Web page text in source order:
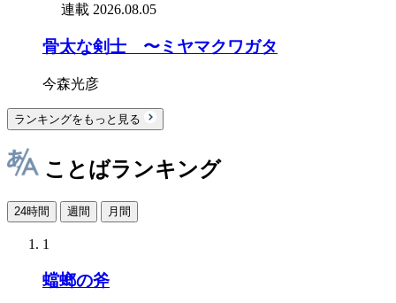
連載 2026.08.05
骨太な剣士 〜ミヤマクワガタ
今森光彦
ランキングをもっと見る
ことばランキング
24時間 週間 月間
1
蟷螂の斧